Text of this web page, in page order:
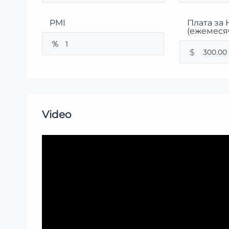
PMI
Плата за
$
Video